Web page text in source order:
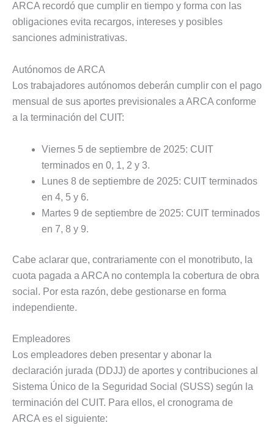
ARCA recordó que cumplir en tiempo y forma con las
obligaciones evita recargos, intereses y posibles
sanciones administrativas.
Autónomos de ARCA
Los trabajadores autónomos deberán cumplir con el pago
mensual de sus aportes previsionales a ARCA conforme
a la terminación del CUIT:
Viernes 5 de septiembre de 2025: CUIT
terminados en 0, 1, 2 y 3.
Lunes 8 de septiembre de 2025: CUIT terminados
en 4, 5 y 6.
Martes 9 de septiembre de 2025: CUIT terminados
en 7, 8 y 9.
Cabe aclarar que, contrariamente con el monotributo, la
cuota pagada a ARCA no contempla la cobertura de obra
social. Por esta razón, debe gestionarse en forma
independiente.
Empleadores
Los empleadores deben presentar y abonar la
declaración jurada (DDJJ) de aportes y contribuciones al
Sistema Único de la Seguridad Social (SUSS) según la
terminación del CUIT. Para ellos, el cronograma de
ARCA es el siguiente: